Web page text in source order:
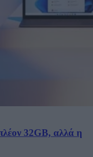
32GB, αλλά η